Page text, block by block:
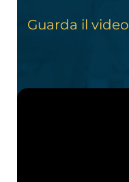
Guarda il video